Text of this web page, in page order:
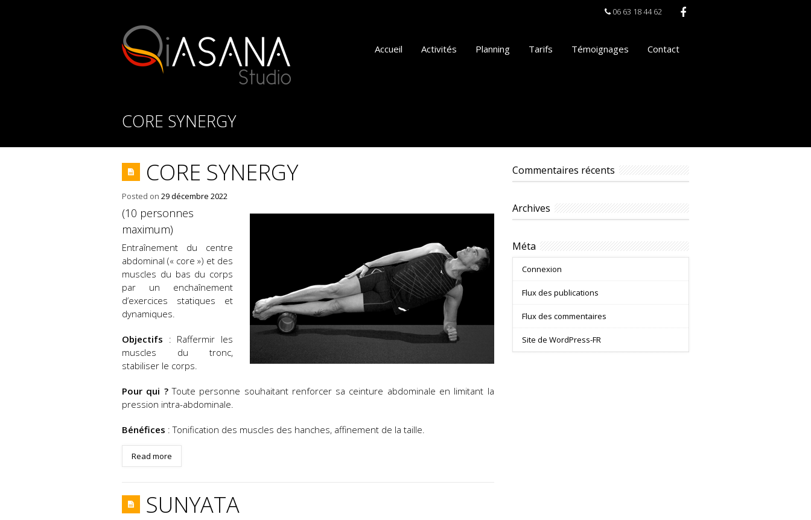
06 63 18 44 62
Accueil Activités Planning Tarifs Témoignages Contact
CORE SYNERGY
CORE SYNERGY
Posted on 29 décembre 2022
(10 personnes
maximum)
Entraînement du centre
abdominal (« core ») et des
muscles du bas du corps
par un enchaînement
d’exercices statiques et
dynamiques.
Objectifs : Raffermir les
muscles du tronc,
stabiliser le corps.
Pour qui ?Toute personne souhaitant renforcer sa ceinture abdominale en limitant la
pression intra-abdominale.
Bénéfices : Tonification des muscles des hanches, affinement de la taille.
Read more
SUNYATA
Commentaires récents
Archives
Méta
Connexion
Flux des publications
Flux des commentaires
Site de WordPress-FR